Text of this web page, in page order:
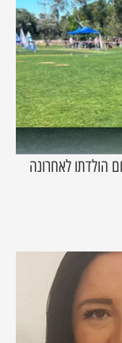
הולדתו לאחרונה